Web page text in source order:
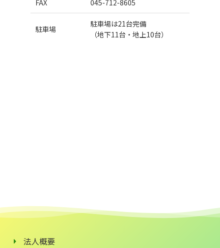
FAX 045-712-8605
駐車場
駐車場は21台完備
（地下11台・地上10台）
法人概要